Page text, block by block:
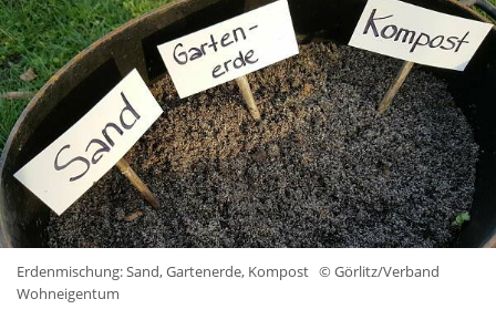
Erdenmischung: Sand, Gartenerde, Kompost © Görlitz/Verband
Wohneigentum